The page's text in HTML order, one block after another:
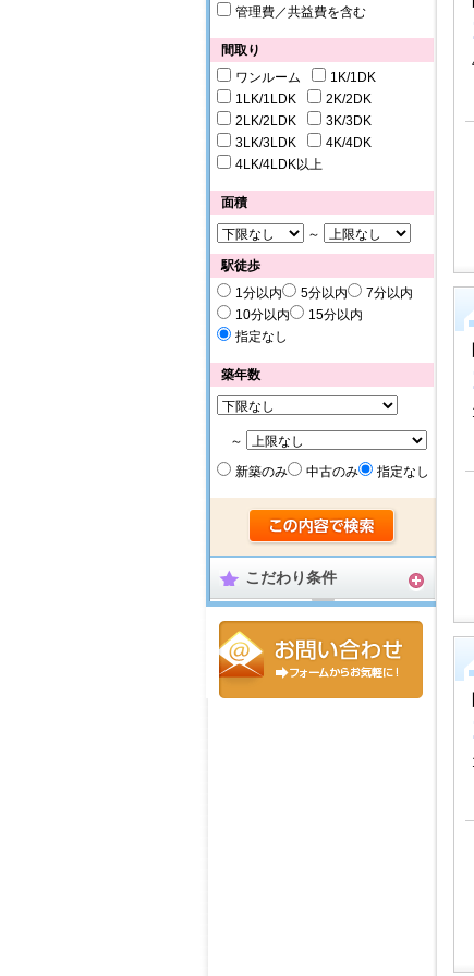
管理費／共益費を含む
間取り
ワンルーム
1K/1DK
1LK/1LDK
2K/2DK
2LK/2LDK
3K/3DK
3LK/3LDK
4K/4DK
4LK/4LDK以上
面積
～
駅徒歩
1分以内
5分以内
7分以内
10分以内
15分以内
指定なし
築年数
～
新築のみ
中古のみ 指定なし
こだわり条件